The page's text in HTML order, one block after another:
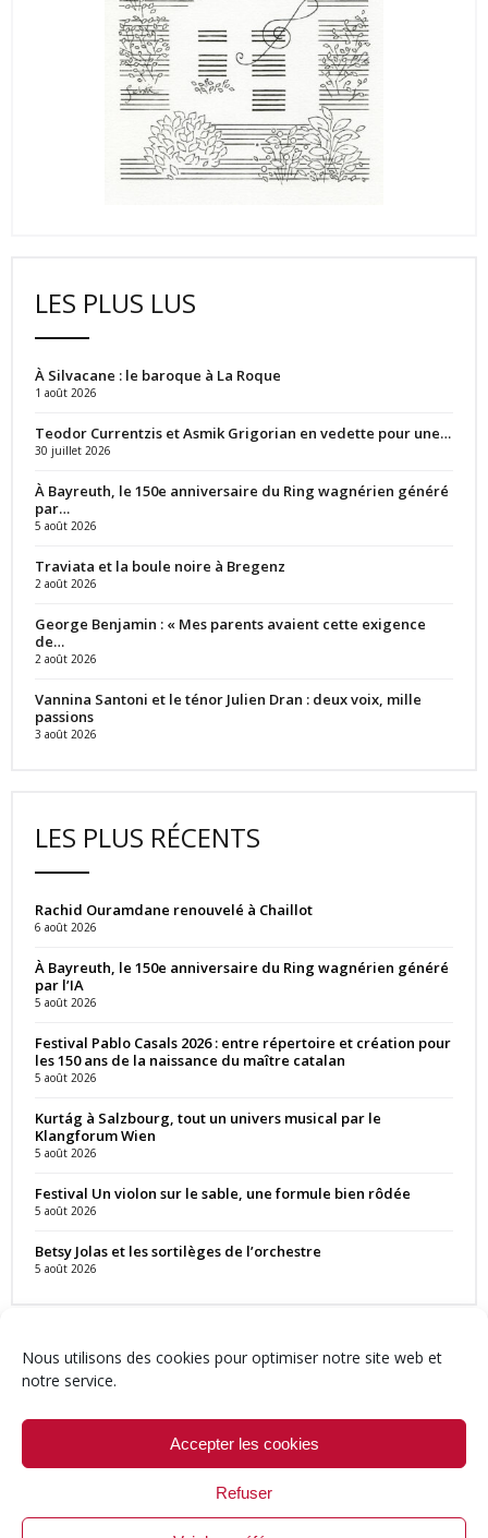
Nous utilisons des cookies pour optimiser notre site web et
notre service.
Accepter les cookies
Refuser
LES PLUS LUS
À Silvacane : le baroque à La Roque
1 août 2026
Teodor Currentzis et Asmik Grigorian en vedette pour une…
30 juillet 2026
À Bayreuth, le 150e anniversaire du Ring wagnérien généré
par…
5 août 2026
Traviata et la boule noire à Bregenz
2 août 2026
George Benjamin : « Mes parents avaient cette exigence
de…
2 août 2026
Vannina Santoni et le ténor Julien Dran : deux voix, mille
passions
3 août 2026
LES PLUS RÉCENTS
Rachid Ouramdane renouvelé à Chaillot
6 août 2026
À Bayreuth, le 150e anniversaire du Ring wagnérien généré
par l’IA
5 août 2026
Festival Pablo Casals 2026 : entre répertoire et création pour
les 150 ans de la naissance du maître catalan
5 août 2026
Kurtág à Salzbourg, tout un univers musical par le
Klangforum Wien
5 août 2026
Festival Un violon sur le sable, une formule bien rôdée
5 août 2026
Betsy Jolas et les sortilèges de l’orchestre
5 août 2026